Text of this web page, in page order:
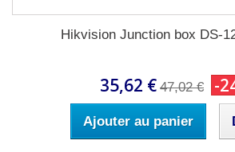
Hikvision Junction box DS-
35,62 € 47,02 € -
Ajouter au panier